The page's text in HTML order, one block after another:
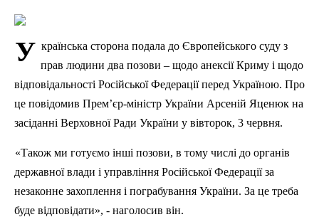
У країнська сторона подала до Європейського суду з
прав людини два позови – щодо анексії Криму і щодо
відповідальності Російської Федерації перед Україною. Про
це повідомив Прем’єр-міністр України Арсеній Яценюк на
засіданні Верховної Ради України у вівторок, 3 червня.
«Також ми готуємо інші позови, в тому числі до органів
державної влади і управління Російської Федерації за
незаконне захоплення і пограбування України. За це треба
буде відповідати», - наголосив він.